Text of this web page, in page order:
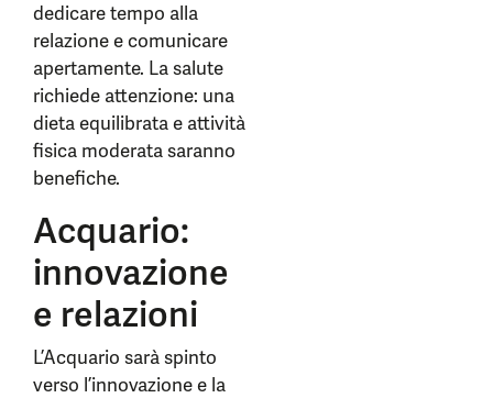
dedicare tempo alla
relazione e comunicare
apertamente. La salute
richiede attenzione: una
dieta equilibrata e attività
fisica moderata saranno
benefiche.
Acquario:
innovazione
e relazioni
L’Acquario sarà spinto
verso l’innovazione e la